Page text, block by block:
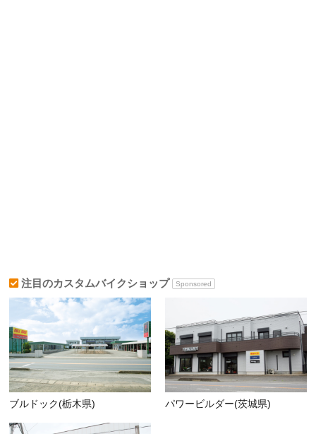
注目のカスタムバイクショップ Sponsored
ブルドック(栃木県) パワービルダー(茨城県)